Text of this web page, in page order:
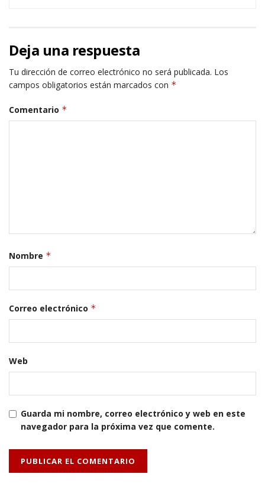
Deja una respuesta
Tu dirección de correo electrónico no será publicada. Los
campos obligatorios están marcados con *
Comentario *
Nombre *
Correo electrónico *
Web
Guarda mi nombre, correo electrónico y web en este
navegador para la próxima vez que comente.